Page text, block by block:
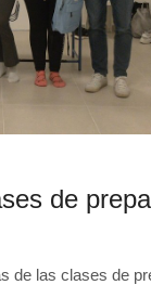
de
de las clases de